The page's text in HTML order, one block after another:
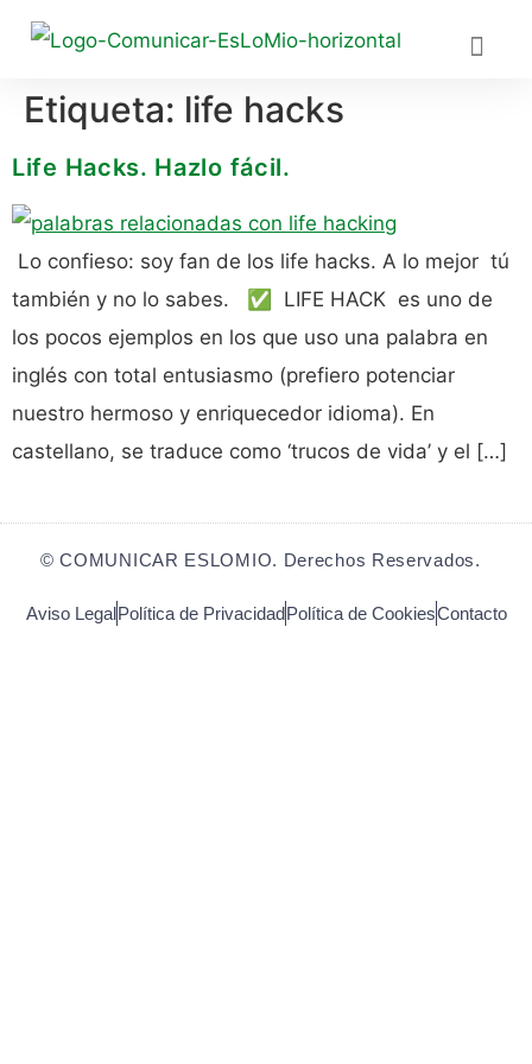
Etiqueta: life hacks
Life Hacks. Hazlo fácil.
Lo confieso: soy fan de los life hacks. A lo mejor tú
también y no lo sabes. ✅ LIFE HACK es uno de
los pocos ejemplos en los que uso una palabra en
inglés con total entusiasmo (prefiero potenciar
nuestro hermoso y enriquecedor idioma). En
castellano, se traduce como ‘trucos de vida’ y el […]
© COMUNICAR ESLOMIO. Derechos Reservados.
Aviso LegalPolítica de PrivacidadPolítica de CookiesContacto